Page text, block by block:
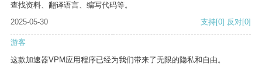
查找资料、翻译语言、编写代码等。
2025-05-30
支持[0] 反对[0]
游客
这款加速器VPM应用程序已经为我们带来了无限的隐私和自由。